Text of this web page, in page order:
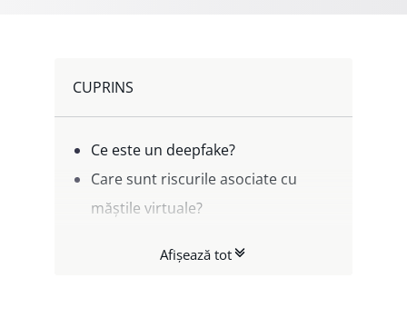
CUPRINS
Ce este un deepfake?
Care sunt riscurile asociate cu
măștile virtuale?
securitate cibernetică?
Afișează tot